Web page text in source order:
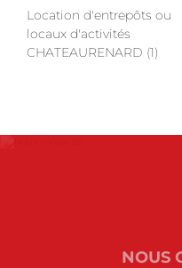
Location d'entrepôts ou
locaux d'activités
CHATEAURENARD (1)
NOUS